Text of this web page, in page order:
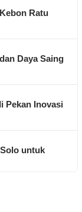
Ratu
Daya Saing
Pekan Inovasi
untuk